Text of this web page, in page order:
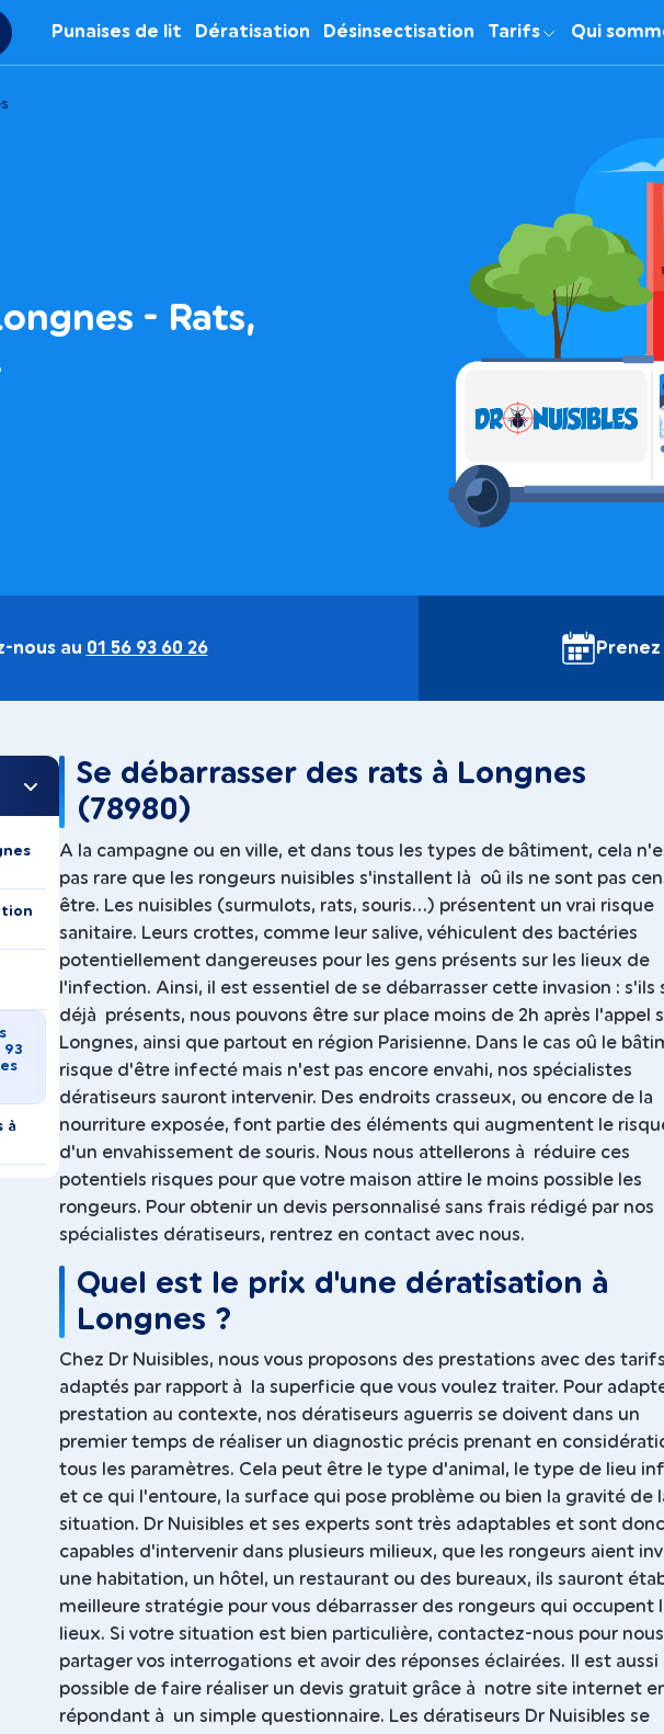
Punaises de lit Dératisation Désinsectisation Tarifs Qui
- Rats,
nous au 01 56 93 60 26
93
à
Se débarrasser des rats à Longnes
(78980)
A la campagne ou en ville, et dans tous les types de bâtiment, cela
pas rare que les rongeurs nuisibles s'installent là oû ils ne sont pas
être. Les nuisibles (surmulots, rats, souris...) présentent un vrai risque
sanitaire. Leurs crottes, comme leur salive, véhiculent des bactéries
potentiellement dangereuses pour les gens présents sur les lieux de
l'infection. Ainsi, il est essentiel de se débarrasser cette invasion : s'ils
déjà présents, nous pouvons être sur place moins de 2h après l'appel
Longnes, ainsi que partout en région Parisienne. Dans le cas oû le
risque d'être infecté mais n'est pas encore envahi, nos spécialistes
dératiseurs sauront intervenir. Des endroits crasseux, ou encore de la
nourriture exposée, font partie des éléments qui augmentent le
d'un envahissement de souris. Nous nous attellerons à réduire ces
potentiels risques pour que votre maison attire le moins possible les
rongeurs. Pour obtenir un devis personnalisé sans frais rédigé par nos
spécialistes dératiseurs, rentrez en contact avec nous.
Quel est le prix d'une dératisation à
Longnes ?
Chez Dr Nuisibles, nous vous proposons des prestations avec des tarifs
adaptés par rapport à la superficie que vous voulez traiter. Pour
prestation au contexte, nos dératiseurs aguerris se doivent dans un
premier temps de réaliser un diagnostic précis prenant en
tous les paramètres. Cela peut être le type d'animal, le type de lieu
et ce qui l'entoure, la surface qui pose problème ou bien la gravité de
situation. Dr Nuisibles et ses experts sont très adaptables et sont donc
capables d'intervenir dans plusieurs milieux, que les rongeurs aient
une habitation, un hôtel, un restaurant ou des bureaux, ils sauront
meilleure stratégie pour vous débarrasser des rongeurs qui occupent
lieux. Si votre situation est bien particulière, contactez-nous pour nous
partager vos interrogations et avoir des réponses éclairées. Il est aussi
possible de faire réaliser un devis gratuit grâce à notre site internet
répondant à un simple questionnaire. Les dératiseurs Dr Nuisibles se